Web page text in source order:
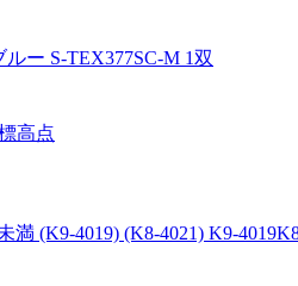
ー S-TEX377SC-M 1双
高点
(K9-4019) (K8-4021) K9-